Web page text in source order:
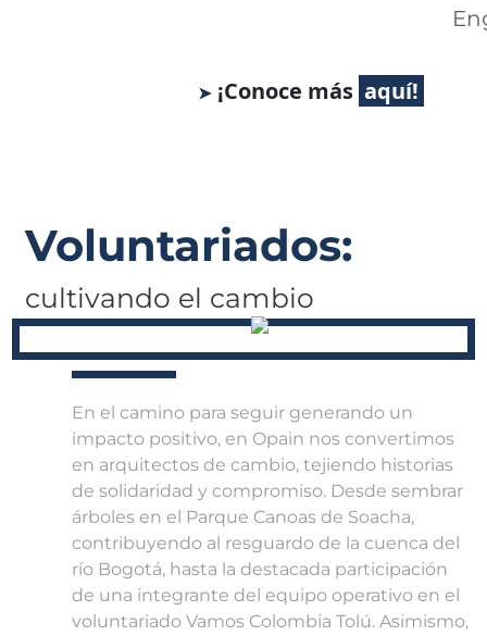
¡Conoce más
Voluntariados:
cultivando el cambio
En el camino para seguir generando un
impacto positivo, en Opain nos convertimos
en arquitectos de cambio, tejiendo historias
de solidaridad y compromiso. Desde sembrar
árboles en el Parque Canoas de Soacha,
contribuyendo al resguardo de la cuenca del
río Bogotá, hasta la destacada participación
de una integrante del equipo operativo en el
voluntariado Vamos Colombia Tolú. Asimismo,